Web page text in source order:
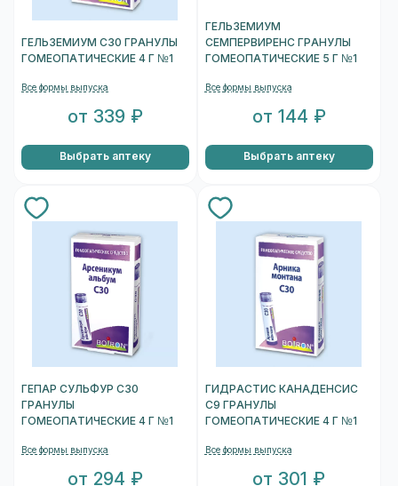
ГЕЛЬЗЕМИУМ С30 ГРАНУЛЫ
ГОМЕОПАТИЧЕСКИЕ 4 Г №1
Все формы выпуска
от 339 ₽
Выбрать аптеку
ГЕЛЬЗЕМИУМ
СЕМПЕРВИРЕНС ГРАНУЛЫ
ГОМЕОПАТИЧЕСКИЕ 5 Г №1
Все формы выпуска
от 144 ₽
Выбрать аптеку
ГЕПАР СУЛЬФУР С30
ГРАНУЛЫ
ГОМЕОПАТИЧЕСКИЕ 4 Г №1
Все формы выпуска
от 294 ₽
ГИДРАСТИС КАНАДЕНСИС
С9 ГРАНУЛЫ
ГОМЕОПАТИЧЕСКИЕ 4 Г №1
Все формы выпуска
от 301 ₽